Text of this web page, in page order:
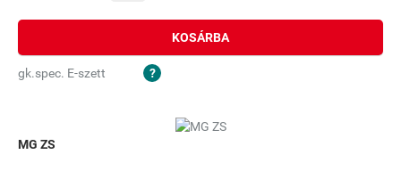
KOSÁRBA
gk.spec. E-szett
MG ZS